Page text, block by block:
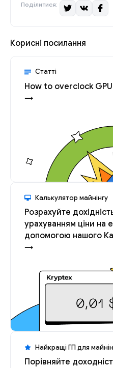
Поділитися:
Корисні посилання
Статті
How to overclock
→
Калькулятор майнінгу
Розрахуйте
урахуванням ціни на
допомогою нашого
→
Найкращі ГП для
Порівняйте